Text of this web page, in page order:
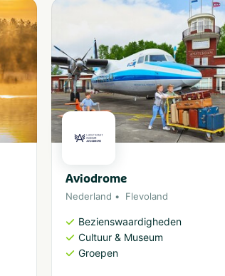
Aviodrome
Nederland Flevoland
Bezienswaardigheden
Cultuur & Museum
Groepen